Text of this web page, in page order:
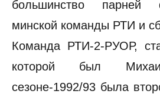
большинство парней
минской команды РТИ и
Команда РТИ-2-РУОР,
которой был
сезоне-1992/93 была